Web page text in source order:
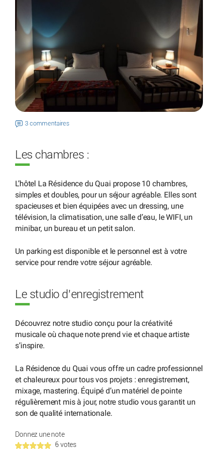
3 commentaires
Les chambres :
L’hôtel La Résidence du Quai propose 10 chambres,
simples et doubles, pour un séjour agréable. Elles sont
spacieuses et bien équipées avec un dressing, une
télévision, la climatisation, une salle d’eau, le WIFI, un
minibar, un bureau et un petit salon.
Un parking est disponible et le personnel est à votre
service pour rendre votre séjour agréable.
Le studio d’enregistrement
Découvrez notre studio conçu pour la créativité
musicale où chaque note prend vie et chaque artiste
s’inspire.
La Résidence du Quai vous offre un cadre professionnel
et chaleureux pour tous vos projets : enregistrement,
mixage, mastering. Équipé d’un matériel de pointe
régulièrement mis à jour, notre studio vous garantit un
son de qualité internationale.
Donnez une note
6 votes